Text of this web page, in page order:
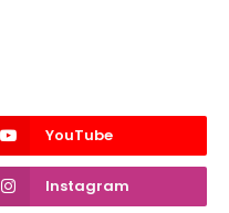
YouTube
Instagram